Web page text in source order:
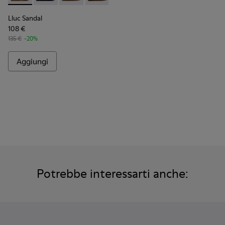
Lluc Sandal
108 €
135 € -20%
Aggiungi
Potrebbe interessarti anche: